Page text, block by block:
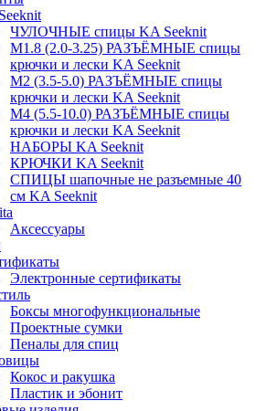
ЧУЛОЧНЫЕ спицы KA Seeknit
М1.8 (2.0-3.25) РАЗЪЁМНЫЕ спицы
крючки и лески KA Seeknit
М2 (3.5-5.0) РАЗЪЁМНЫЕ спицы
крючки и лески KA Seeknit
М4 (5.5-10.0) РАЗЪЁМНЫЕ спицы
крючки и лески KA Seeknit
НАБОРЫ KA Seeknit
КРЮЧКИ KA Seeknit
СПИЦЫ шапочные не разъемные 40
см KA Seeknit
Аксессуары
Электронные сертификаты
Боксы многофункциональные
Проектные сумки
Пеналы для спиц
Кокос и ракушка
Пластик и эбонит